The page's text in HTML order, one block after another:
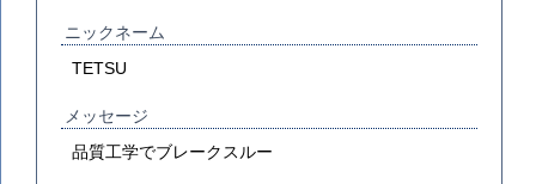
ニックネーム
TETSU
メッセージ
品質工学でブレークスルー